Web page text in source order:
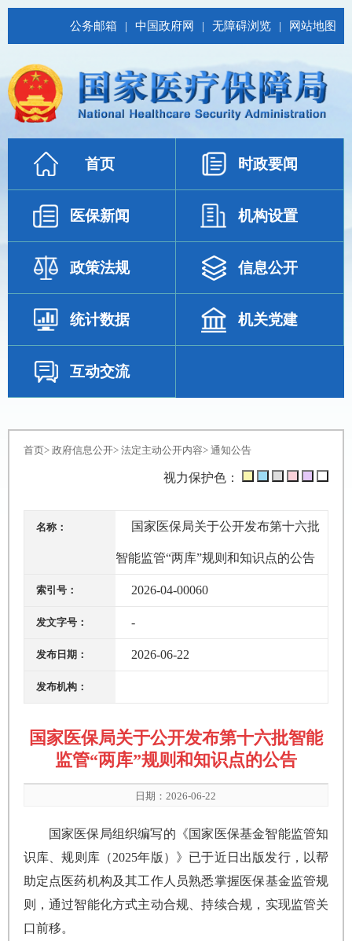
公务邮箱 | 中国政府网 | 无障碍浏览 | 网站地图
首页 时政要闻
医保新闻 机构设置
政策法规 信息公开
统计数据 机关党建
互动交流
首页> 政府信息公开> 法定主动公开内容> 通知公告
视力保护色：
名称： 国家医保局关于公开发布第十六批
智能监管“两库”规则和知识点的公告
索引号： 2026-04-00060
发文字号： -
发布日期： 2026-06-22
发布机构：
国家医保局关于公开发布第十六批智能
监管“两库”规则和知识点的公告
日期：2026-06-22
国家医保局组织编写的《国家医保基金智能监管知
识库、规则库（2025年版）》已于近日出版发行，以帮
助定点医药机构及其工作人员熟悉掌握医保基金监管规
则，通过智能化方式主动合规、持续合规，实现监管关
口前移。